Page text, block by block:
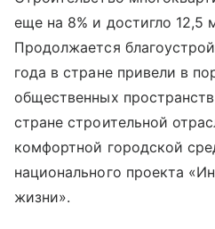
еще на 8% и достигло 12,5
Продолжается
года в стране привели в
общественных
стране строительной
комфортной городской
национального проекта
жизни».